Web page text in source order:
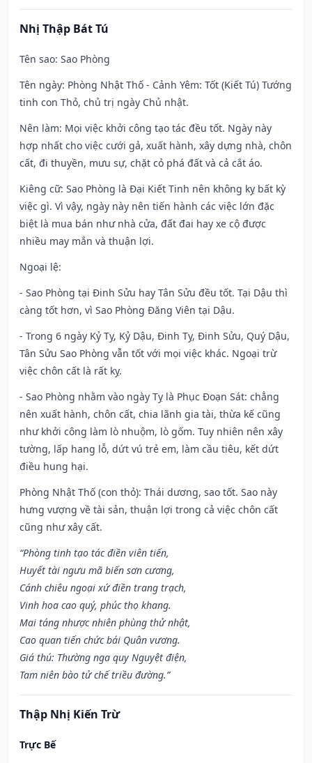
Nhị Thập Bát Tú
Tên sao: Sao Phòng
Tên ngày: Phòng Nhật Thố - Cảnh Yêm: Tốt (Kiết Tú) Tướng
tinh con Thỏ, chủ trị ngày Chủ nhật.
Nên làm: Mọi việc khởi công tạo tác đều tốt. Ngày này
hợp nhất cho việc cưới gả, xuất hành, xây dựng nhà, chôn
cất, đi thuyền, mưu sự, chặt cỏ phá đất và cả cắt áo.
Kiêng cữ: Sao Phòng là Đại Kiết Tinh nên không kỵ bất kỳ
việc gì. Vì vậy, ngày này nên tiến hành các việc lớn đặc
biệt là mua bán như nhà cửa, đất đai hay xe cộ được
nhiều may mắn và thuận lợi.
Ngoại lệ:
- Sao Phòng tại Đinh Sửu hay Tân Sửu đều tốt. Tại Dậu thì
càng tốt hơn, vì Sao Phòng Đăng Viên tại Dậu.
- Trong 6 ngày Kỷ Tỵ, Kỷ Dậu, Đinh Tỵ, Đinh Sửu, Quý Dậu,
Tân Sửu Sao Phòng vẫn tốt với mọi việc khác. Ngoại trừ
việc chôn cất là rất kỵ.
- Sao Phòng nhằm vào ngày Tỵ là Phục Đoạn Sát: chẳng
nên xuất hành, chôn cất, chia lãnh gia tài, thừa kế cũng
như khởi công làm lò nhuộm, lò gốm. Tuy nhiên nên xây
tường, lấp hang lỗ, dứt vú trẻ em, làm cầu tiêu, kết dứt
điều hung hại.
Phòng Nhật Thố (con thỏ): Thái dương, sao tốt. Sao này
hưng vượng về tài sản, thuận lợi trong cả việc chôn cất
cũng như xây cất.
“Phòng tinh tạo tác điền viên tiến,
Huyết tài ngưu mã biến sơn cương,
Cánh chiêu ngoại xứ điền trang trạch,
Vinh hoa cao quý, phúc thọ khang.
Mai táng nhược nhiên phùng thử nhật,
Cao quan tiến chức bái Quân vương.
Giá thú: Thường nga quy Nguyệt điện,
Tam niên bào tử chế triều đường.”
Thập Nhị Kiến Trừ
Trực Bế